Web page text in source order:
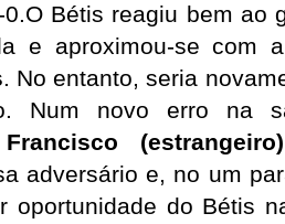
Bétis reagiu bem ao
. No entanto, seria
Num novo erro na
(estrangeiro)
adversário e, no um